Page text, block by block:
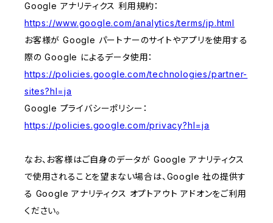
Google アナリティクス 利用規約：
https://www.google.com/analytics/terms/jp.html
お客様が Google パートナーのサイトやアプリを使用する
際の Google によるデータ使用：
https://policies.google.com/technologies/partner-
sites?hl=ja
Google プライバシーポリシー：
https://policies.google.com/privacy?hl=ja
なお、お客様はご自身のデータが Google アナリティクス
で使用されることを望まない場合は、Google 社の提供す
る Google アナリティクス オプトアウト アドオンをご利用
ください。